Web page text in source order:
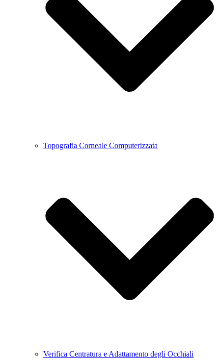
Topografia Corneale Computerizzata
Verifica Centratura e Adattamento degli Occhiali